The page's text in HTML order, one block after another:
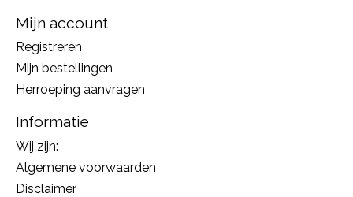
Mijn account
Registreren
Mijn bestellingen
Herroeping aanvragen
Informatie
Wij zijn:
Algemene voorwaarden
Disclaimer